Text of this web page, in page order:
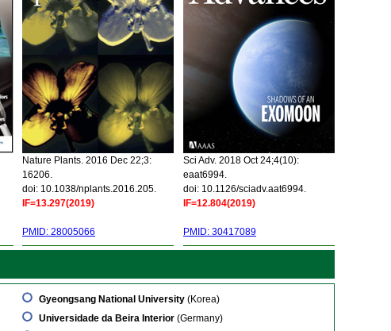
Nature Plants. 2016 Dec 22;3:
16206.
doi: 10.1038/nplants.2016.205.
IF=13.297(2019)
PMID: 28005066
Sci Adv. 2018 Oct 24;4(10):
eaat6994.
doi: 10.1126/sciadv.aat6994.
IF=12.804(2019)
PMID: 30417089
Gyeongsang National University (Korea)
Universidade da Beira Interior (Germany)